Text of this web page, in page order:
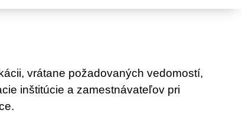
vrátane požadovaných vedomostí,
inštitúcie a zamestnávateľov pri